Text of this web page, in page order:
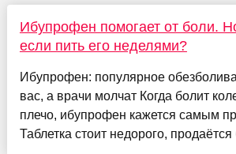
Ибупрофен помогает от боли.
если пить его неделями?
Ибупрофен: популярное
вас, а врачи молчат Когда болит
плечо, ибупрофен кажется самым
Таблетка стоит недорого, продаётся